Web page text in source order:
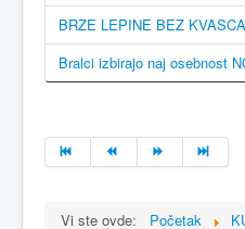
BRZE LEPINE BEZ
Bralci izbirajo naj osebnost
Vi ste ovde: Početak